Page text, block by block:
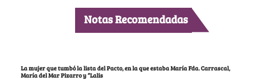
Notas Recomendadas
La mujer que tumbó la lista del Pacto, en la que estaba María Fda. Carrascal,
María del Mar Pizarro y “Lalis